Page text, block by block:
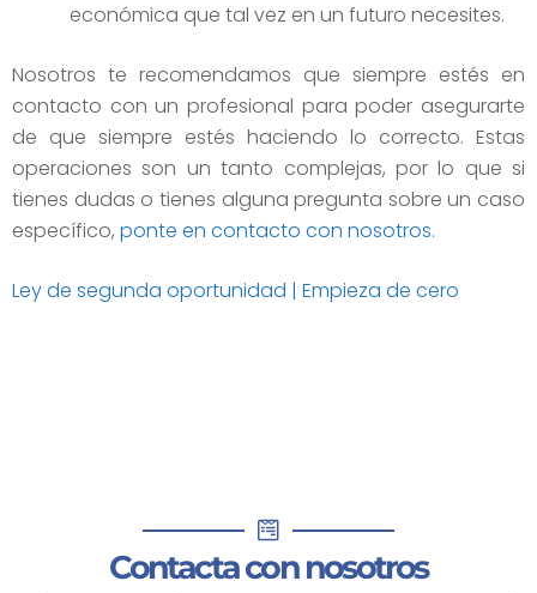
económica que tal vez en un futuro necesites.
Nosotros te recomendamos que siempre estés en
contacto con un profesional para poder asegurarte
de que siempre estés haciendo lo correcto. Estas
operaciones son un tanto complejas, por lo que si
tienes dudas o tienes alguna pregunta sobre un caso
específico, ponte en contacto con nosotros.
Ley de segunda oportunidad | Empieza de cero
Contacta con nosotros